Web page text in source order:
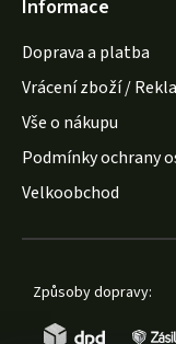
Informace
Doprava a platba
Vrácení zboží /
Vše o nákupu
Podmínky ochrany
Velkoobchod
Způsoby dopravy: